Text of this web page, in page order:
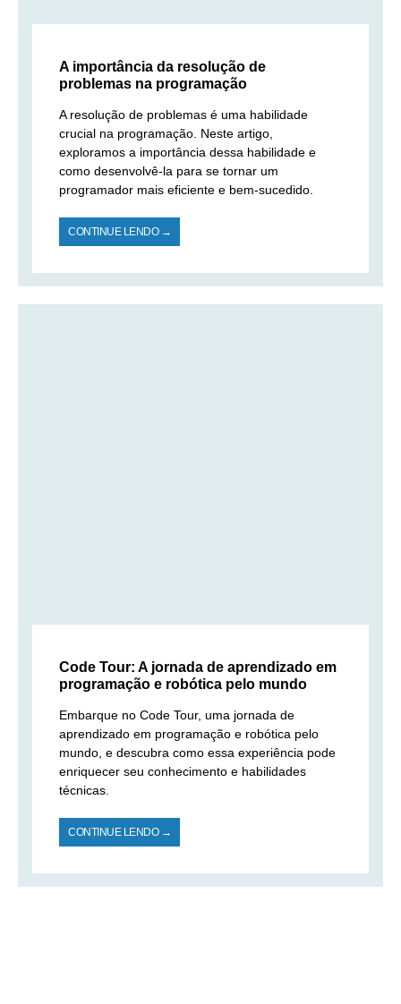
A importância da resolução de
problemas na programação
A resolução de problemas é uma habilidade
crucial na programação. Neste artigo,
exploramos a importância dessa habilidade e
como desenvolvê-la para se tornar um
programador mais eficiente e bem-sucedido.
CONTINUE LENDO →
Code Tour: A jornada de aprendizado em
programação e robótica pelo mundo
Embarque no Code Tour, uma jornada de
aprendizado em programação e robótica pelo
mundo, e descubra como essa experiência pode
enriquecer seu conhecimento e habilidades
técnicas.
CONTINUE LENDO →